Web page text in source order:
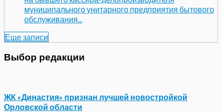
муниципального унитарного предприятия бытового
обслуживания...
Еще записи
Выбор редакции
ЖК «Династия» признан лучшей новостройкой
Орловской области